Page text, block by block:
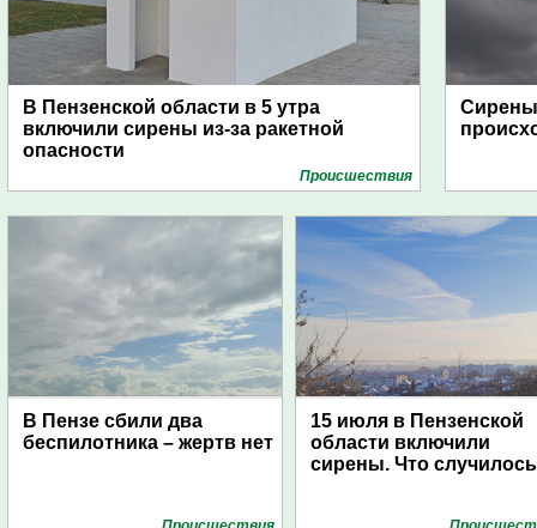
В Пензенской области в 5 утра
включили сирены из-за ракетной
опасности
Проиcшествия
Сирены
В Пензе сбили два
беспилотника – жертв нет
15 июля в Пензенской
области включили
сирены. Что